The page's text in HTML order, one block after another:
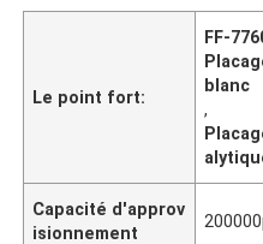
Le point fort:
FF-
blanc
,
Capacité d'approv
isionnement